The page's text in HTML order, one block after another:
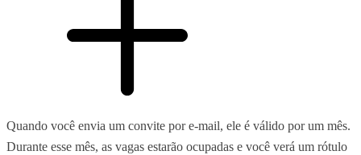
Quando você envia um convite por e-mail, ele é válido por um mês.
Durante esse mês, as vagas estarão ocupadas e você verá um rótulo